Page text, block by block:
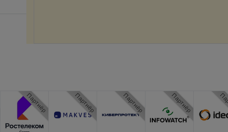
Партнёр Партнёр Партнёр Партнёр